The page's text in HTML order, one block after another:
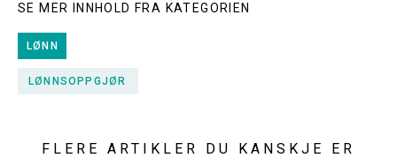
SE MER INNHOLD FRA KATEGORIEN
LØNN
LØNNSOPPGJØR
FLERE ARTIKLER DU KANSKJE ER